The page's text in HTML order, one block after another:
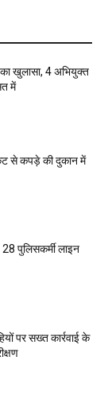
खुलासा, 4 अभियुक्त
में
से कपड़े की दुकान में
28 पुलिसकर्मी लाइन
पर सख्त कार्रवाई के